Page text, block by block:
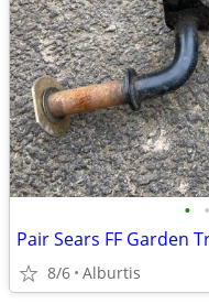
• •
8/6 Alburtis